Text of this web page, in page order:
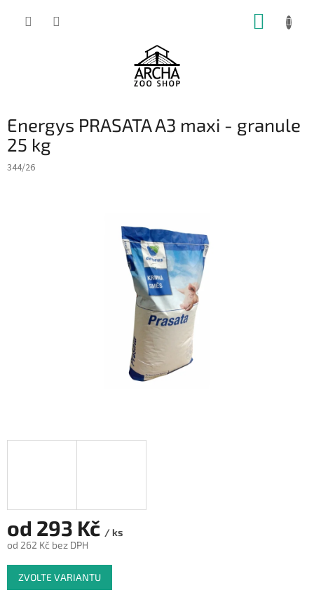
Energys PRASATA A3 maxi - granule
25 kg
344/26
od 293 Kč / ks
od 262 Kč bez DPH
Měrná
cena:
ZVOLTE VARIANTU